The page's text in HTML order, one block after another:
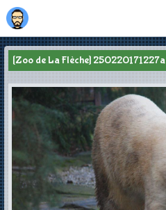
[Zoo de La Flèche] 250220171227a